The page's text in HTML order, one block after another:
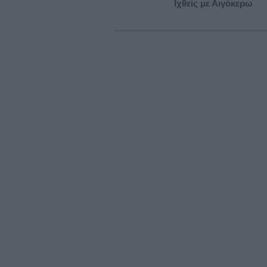
Ιχθείς με Αιγόκερω